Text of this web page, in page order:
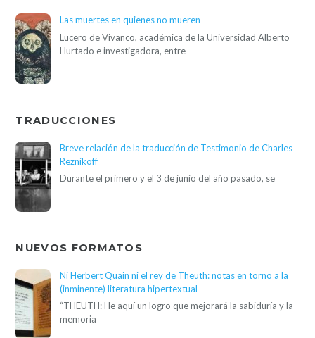
Las muertes en quienes no mueren
Lucero de Vivanco, académica de la Universidad Alberto
Hurtado e investigadora, entre
TRADUCCIONES
Breve relación de la traducción de Testimonio de Charles
Reznikoff
Durante el primero y el 3 de junio del año pasado, se
NUEVOS FORMATOS
Ni Herbert Quain ni el rey de Theuth: notas en torno a la
(inminente) literatura hipertextual
“THEUTH: He aquí un logro que mejorará la sabiduría y la
memoria